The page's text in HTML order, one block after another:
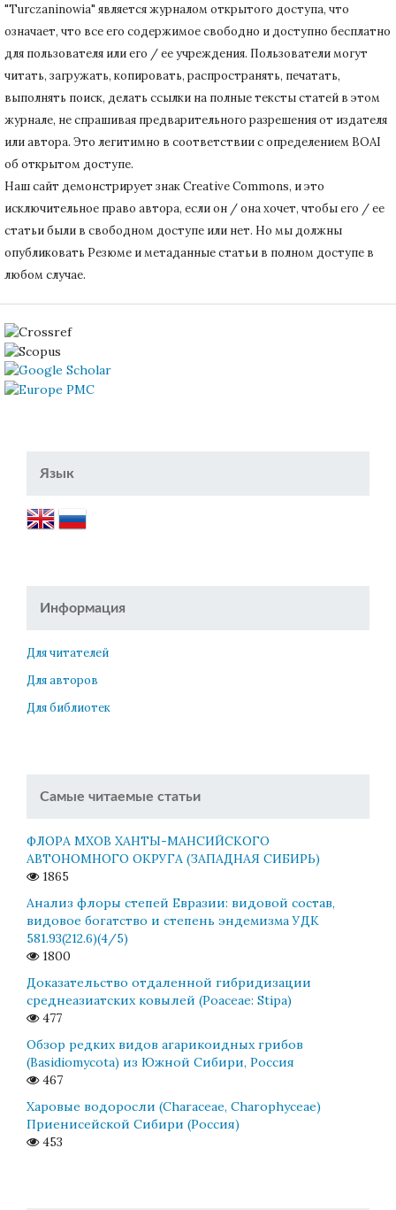
"Turczaninowia" является журналом открытого доступа, что
означает, что все его содержимое свободно и доступно бесплатно
для пользователя или его / ее учреждения. Пользователи могут
читать, загружать, копировать, распространять, печатать,
выполнять поиск, делать ссылки на полные тексты статей в этом
журнале, не спрашивая предварительного разрешения от издателя
или автора. Это легитимно в соответствии с определением BOAI
об открытом доступе.
Наш сайт демонстрирует знак Creative Commons, и это
исключительное право автора, если он / она хочет, чтобы его / ее
статьи были в свободном доступе или нет. Но мы должны
опубликовать Резюме и метаданные статьи в полном доступе в
любом случае.
Язык
Информация
Для читателей
Для авторов
Для библиотек
Самые читаемые статьи
ФЛОРА МХОВ ХАНТЫ-МАНСИЙСКОГО
АВТОНОМНОГО ОКРУГА (ЗАПАДНАЯ СИБИРЬ)
1865
Анализ флоры степей Евразии: видовой состав,
видовое богатство и степень эндемизма УДК
581.93(212.6)(4/5)
1800
Доказательство отдаленной гибридизации
среднеазиатских ковылей (Poaceae: Stipa)
477
Обзор редких видов агарикоидных грибов
(Basidiomycota) из Южной Сибири, Россия
467
Харовые водоросли (Characeae, Charophyceae)
Приенисейской Сибири (Россия)
453